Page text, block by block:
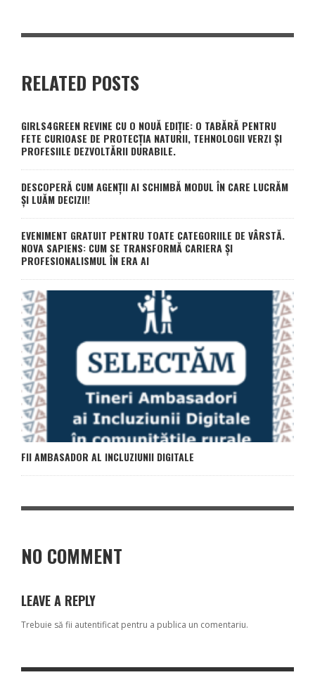
RELATED POSTS
GIRLS4GREEN REVINE CU O NOUĂ EDIȚIE: O TABĂRĂ PENTRU
FETE CURIOASE DE PROTECȚIA NATURII, TEHNOLOGII VERZI ȘI
PROFESIILE DEZVOLTĂRII DURABILE.
DESCOPERĂ CUM AGENȚII AI SCHIMBĂ MODUL ÎN CARE LUCRĂM
ȘI LUĂM DECIZII!
EVENIMENT GRATUIT PENTRU TOATE CATEGORIILE DE VÂRSTĂ.
NOVA SAPIENS: CUM SE TRANSFORMĂ CARIERA ȘI
PROFESIONALISMUL ÎN ERA AI
FII AMBASADOR AL INCLUZIUNII DIGITALE
NO COMMENT
LEAVE A REPLY
Trebuie să fii autentificat pentru a publica un comentariu.